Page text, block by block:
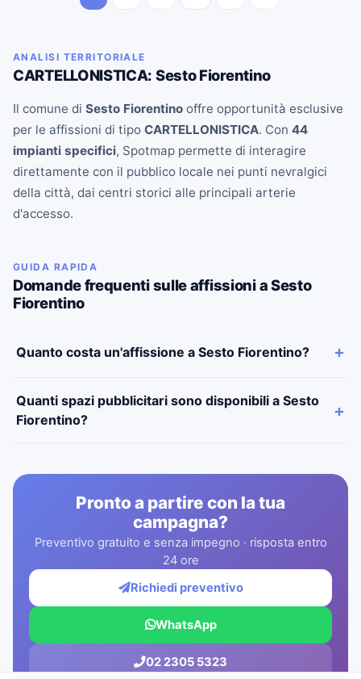
ANALISI TERRITORIALE
CARTELLONISTICA: Sesto Fiorentino
Il comune di Sesto Fiorentino offre opportunità esclusive
per le affissioni di tipo CARTELLONISTICA. Con 44
impianti specifici, Spotmap permette di interagire
direttamente con il pubblico locale nei punti nevralgici
della città, dai centri storici alle principali arterie
d'accesso.
GUIDA RAPIDA
Domande frequenti sulle affissioni a Sesto
Fiorentino
Quanto costa un'affissione a Sesto Fiorentino?
Quanti spazi pubblicitari sono disponibili a Sesto
Fiorentino?
Pronto a partire con la tua
campagna?
Preventivo gratuito e senza impegno · risposta entro
24 ore
Richiedi preventivo
WhatsApp
02 2305 5323